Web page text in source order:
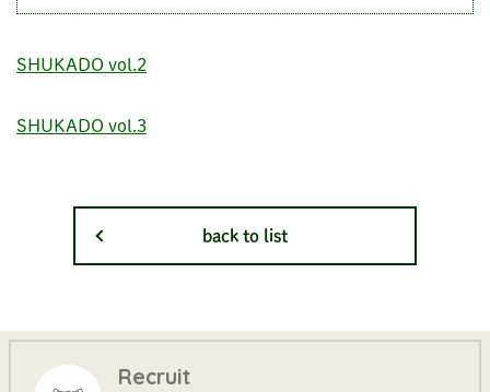
SHUKADO vol.2
SHUKADO vol.3
back to list
Recruit